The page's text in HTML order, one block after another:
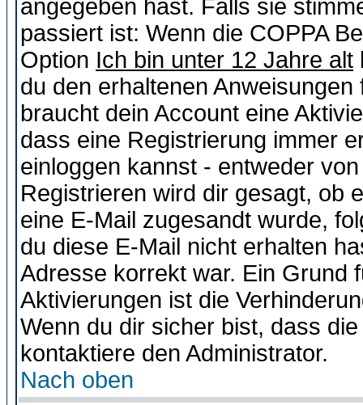
angegeben hast. Falls sie
passiert ist: Wenn die COPPA
Option Ich bin unter 12 Jahre alt
du den erhaltenen
braucht dein Account eine
dass eine Registrierung immer
einloggen kannst - entweder
Registrieren wird dir gesagt, ob
eine E-Mail zugesandt wurde,
du diese E-Mail nicht erhalten
Adresse korrekt war. Ein Grund
Aktivierungen ist die
Wenn du dir sicher bist, dass
kontaktiere den Administrator.
Nach oben